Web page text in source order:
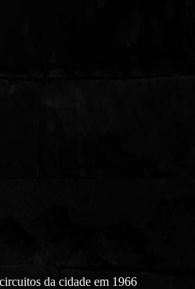
da cidade em 1966